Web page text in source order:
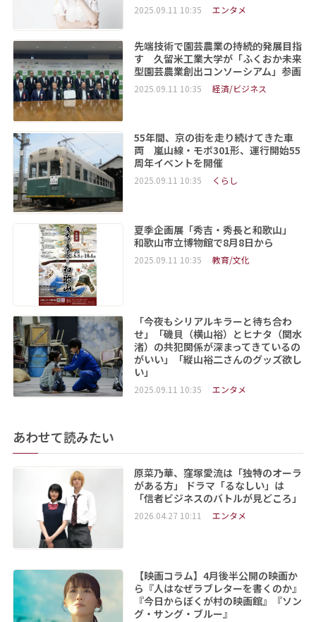
2025.09.11 10:35 エンタメ
先端技術で園芸農業の持続的発展目指
す 久留米工業大学が「ふくおか未来
型園芸農業創出コンソーシアム」参画
2025.09.11 10:35 経済/ビジネス
55年間、京の街を走り続けてきた車
両 嵐山線・モボ301形、運行開始55
周年イベントを開催
2025.09.11 10:35 くらし
夏季企画展「秀吉・秀長と和歌山」
和歌山市立博物館で8月8日から
2025.09.11 10:35 教育/文化
「今夜もシリアルキラーと待ち合わ
せ」「磯貝（横山裕）とヒナタ（関水
渚）の共犯関係が深まってきているの
がいい」「縦山裕二さんのグッズ欲し
い」
2025.09.11 10:35 エンタメ
あわせて読みたい
原菜乃華、窪塚愛流は「独特のオーラ
がある方」 ドラマ「るなしい」は
「信者ビジネスのバトルが見どころ」
2026.04.27 10:11 エンタメ
【映画コラム】4月後半公開の映画か
ら『人はなぜラブレターを書くのか』
『今日からぼくが村の映画館』『ソン
グ・サング・ブルー』